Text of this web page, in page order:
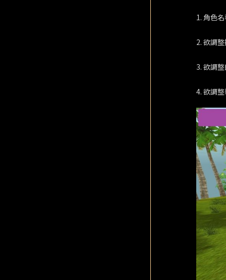
1. 角色
2. 欲調
3. 欲調
4. 欲調